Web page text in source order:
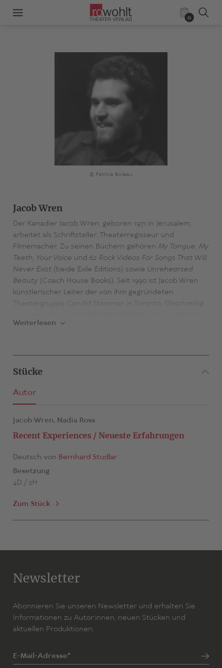
0
© Patricia Boileau
Jacob Wren
Der Kanadier Jacob Wren, geboren 1971 in Jerusalem,
arbeitet als Schriftsteller, Theaterregisseur und
Filmemacher. Zu seinen Büchern gehören My Tongue, My
Teeth, Your Voice und 62 Rock Videos For Songs That Will
Never Exist(beide Exile Editions) sowie Unrehearsed
Beauty(Coach House Books). Seit 1990 ist Jacob Wren
künstlerischer Leiter der von ihm gegründeten
Theatergruppe Candid Stammer in Toronto. Gleichzeitig
eng verbunden. Mit seinen Stücken und Inszenierungen
(1999) - ist Jacob Wren international bekannt geworden.
auch in Norwegen, Tschechien, Deutschland, Portugal,
Frankreich, Großbritannien, Schweden, Belgien,
Australien und Hongkong zu sehen.
Sein erster KurzfilmSo Beautifulwurde 1999 beim
Internationalen Filmfestival in Toronto uraufgeführt, ein
Weiterlesen
Stücke
Autor
Jacob Wren, Nadia Ross
Recent Experiences / Neueste Erfahrungen
Deutsch von Bernhard Studlar
Besetzung
4D / 2H
Zum Stück
Newsletter
Abonnieren Sie unseren Newsletter und erhalten Sie
Informationen zu Autor:innen, neuen Stücken und
aktuellen Produktionen.
E-Mail-Adresse*